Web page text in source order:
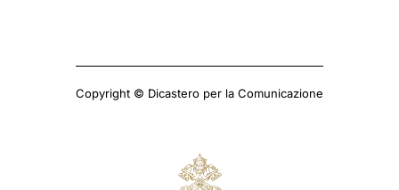
Copyright © Dicastero per la Comunicazione